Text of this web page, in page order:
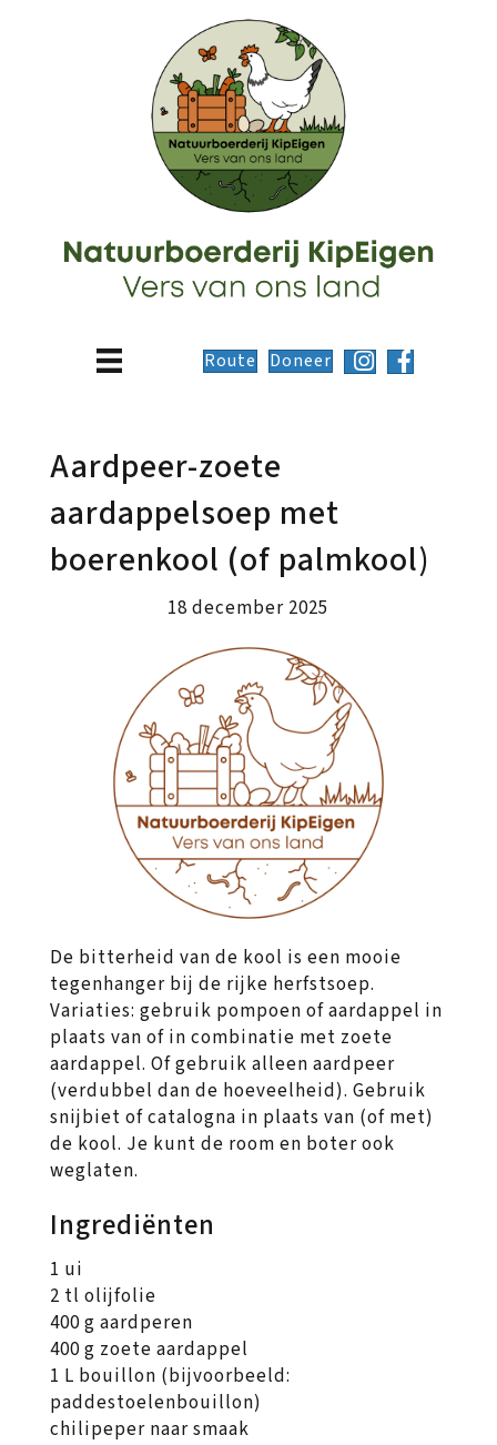
Route Doneer
Aardpeer-zoete
aardappelsoep met
boerenkool (of palmkool)
18 december 2025
De bitterheid van de kool is een mooie
tegenhanger bij de rijke herfstsoep.
Variaties: gebruik pompoen of aardappel in
plaats van of in combinatie met zoete
aardappel. Of gebruik alleen aardpeer
(verdubbel dan de hoeveelheid). Gebruik
snijbiet of catalogna in plaats van (of met)
de kool. Je kunt de room en boter ook
weglaten.
Ingrediënten
1 ui
2 tl olijfolie
400 g aardperen
400 g zoete aardappel
1 L bouillon (bijvoorbeeld:
paddestoelenbouillon)
chilipeper naar smaak